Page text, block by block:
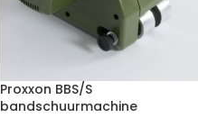
Proxxon BBS/S
bandschuurmachine